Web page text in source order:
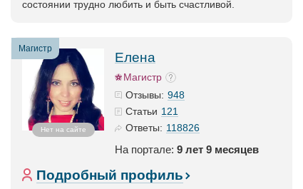
состоянии трудно любить и быть счастливой.
Магистр
Нет на сайте
Елена
Магистр
Отзывы: 948
Статьи 121
Ответы: 118826
На портале: 9 лет 9 месяцев
Подробный профиль